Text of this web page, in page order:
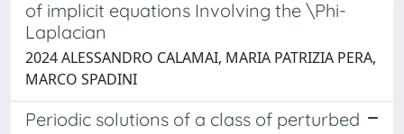
of implicit equations Involving the \Phi-
Laplacian
2024 ALESSANDRO CALAMAI, MARIA PATRIZIA PERA,
MARCO SPADINI
Periodic solutions of a class of perturbed